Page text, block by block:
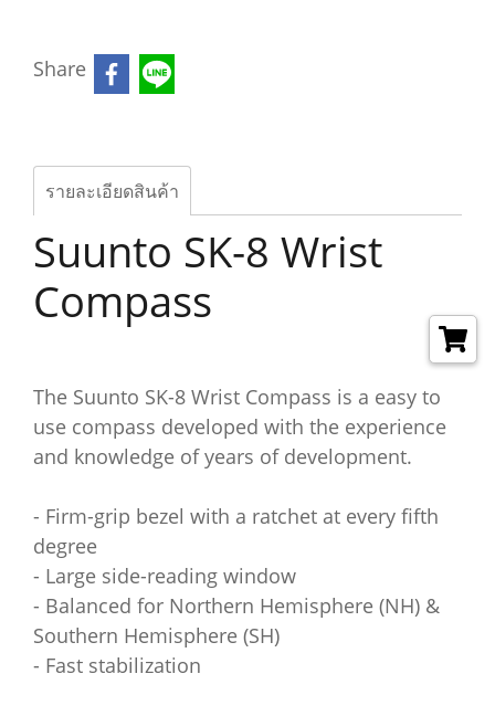
Share
รายละเอียดสินค้า
Suunto SK-8 Wrist
Compass
The Suunto SK-8 Wrist Compass is a easy to
use compass developed with the experience
and knowledge of years of development.
- Firm-grip bezel with a ratchet at every fifth
degree
- Large side-reading window
- Balanced for Northern Hemisphere (NH) &
Southern Hemisphere (SH)
- Fast stabilization